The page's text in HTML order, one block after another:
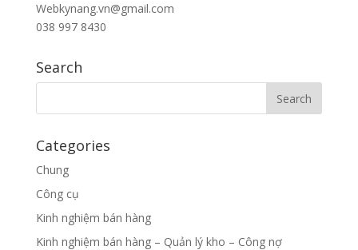
Webkynang.vn@gmail.com
038 997 8430
Search
Categories
Chung
Công cụ
Kinh nghiệm bán hàng
Kinh nghiệm bán hàng – Quản lý kho – Công nợ